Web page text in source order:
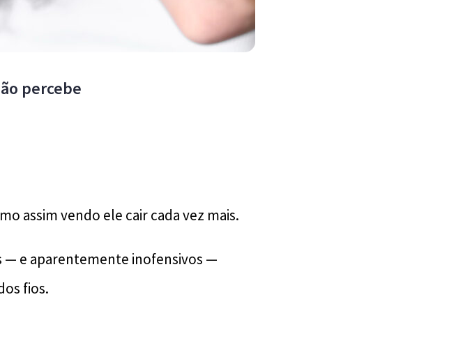
percebe
assim vendo ele cair cada vez mais.
— e aparentemente inofensivos —
fios.